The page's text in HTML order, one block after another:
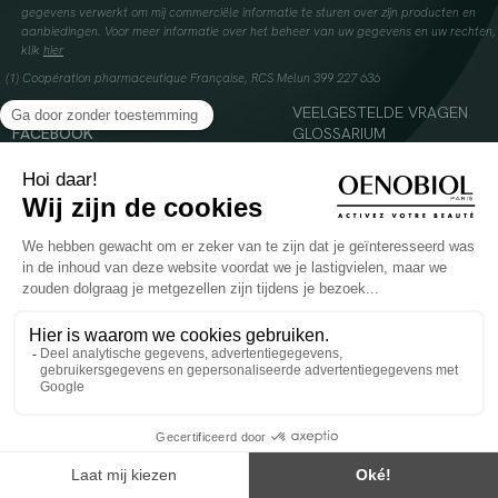
gegevens verwerkt om mij commerciële informatie te sturen over zijn producten en
aanbiedingen. Voor meer informatie over het beheer van uw gegevens en uw rechten,
klik hier
(1) Coopération pharmaceutique Française, RCS Melun 399 227 636
INSTAGRAM
FACEBOOK
YOUTUBE
VEELGESTELDE VRAGEN
GLOSSARIUM
© 2024 Oenobiol Paris
Voedingssupplement dat moet worden geconsumeerd als onderdeel van een gevarieerde,
overschrijden. Enkel voor volwassenen, buiten het bereik van kinderen houden.